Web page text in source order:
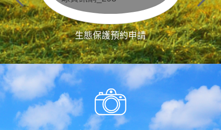
生態保護預約申請